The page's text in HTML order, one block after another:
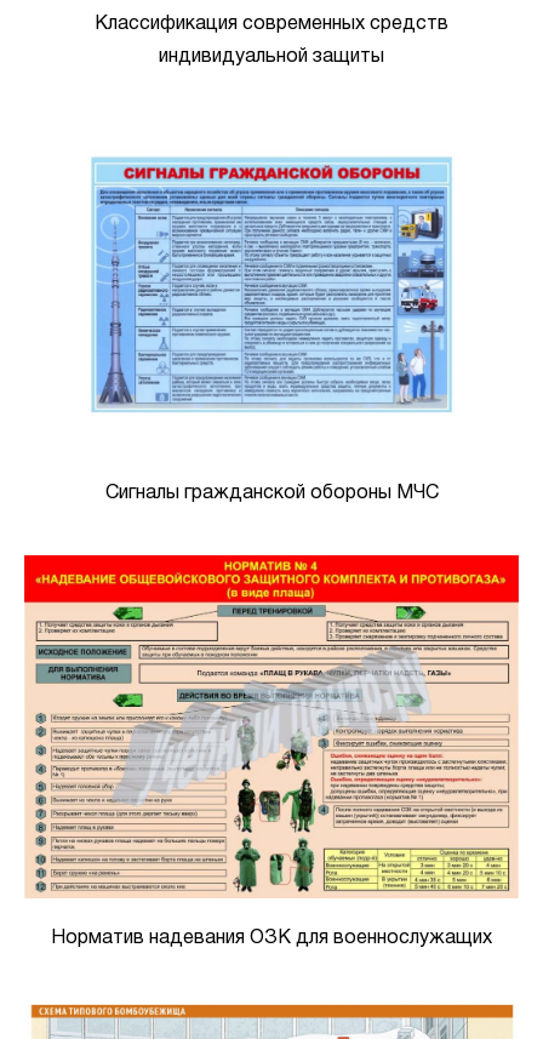
Классификация современных средств
индивидуальной защиты
Сигналы гражданской обороны МЧС
Норматив надевания ОЗК для военнослужащих